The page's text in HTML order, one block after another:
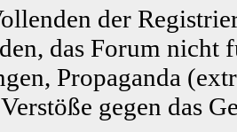
der
das Forum nicht
Propaganda
gegen das